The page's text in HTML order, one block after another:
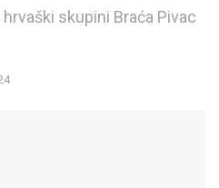
skupini Braća Pivac